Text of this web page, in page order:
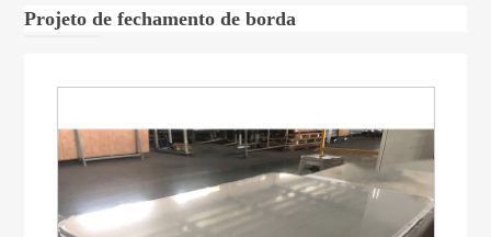
Projeto de fechamento de borda